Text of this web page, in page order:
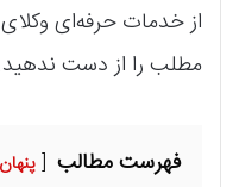
از خدمات حرفه‌ای
مطلب را از دست
فهرست مطالب